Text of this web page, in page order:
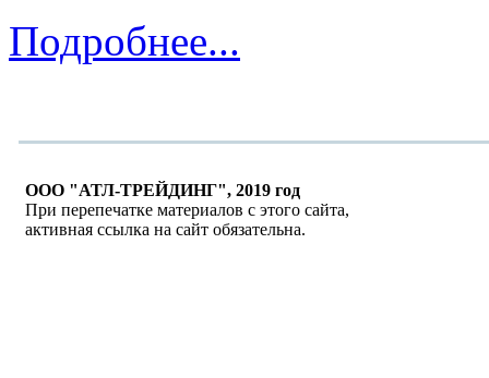
Подробнее...
ООО "АТЛ-ТРЕЙДИНГ", 2019 год
При перепечатке материалов с этого сайта,
активная ссылка на сайт обязательна.